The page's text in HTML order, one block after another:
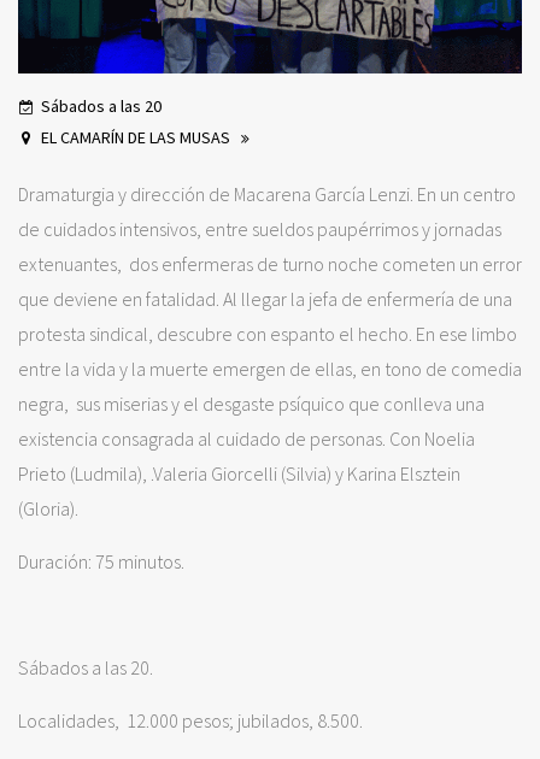
Sábados a las 20
EL CAMARÍN DE LAS MUSAS
Dramaturgia y dirección de Macarena García Lenzi. En un centro
de cuidados intensivos, entre sueldos paupérrimos y jornadas
extenuantes, dos enfermeras de turno noche cometen un error
que deviene en fatalidad. Al llegar la jefa de enfermería de una
protesta sindical, descubre con espanto el hecho. En ese limbo
entre la vida y la muerte emergen de ellas, en tono de comedia
negra, sus miserias y el desgaste psíquico que conlleva una
existencia consagrada al cuidado de personas. Con Noelia
Prieto (Ludmila), .Valeria Giorcelli (Silvia) y Karina Elsztein
(Gloria).
Duración: 75 minutos.
Sábados a las 20.
Localidades, 12.000 pesos; jubilados, 8.500.